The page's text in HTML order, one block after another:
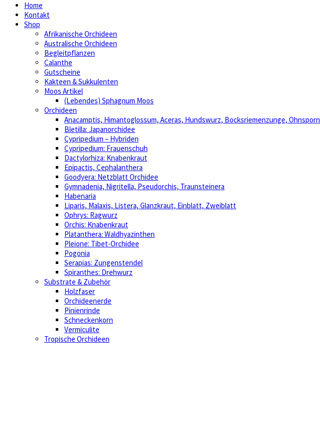
Home
Kontakt
Shop
Afrikanische Orchideen
Australische Orchideen
Begleitpflanzen
Calanthe
Gutscheine
Kakteen & Sukkulenten
Moos Artikel
(Lebendes) Sphagnum Moos
Orchideen
Anacamptis, Himantoglossum, Aceras, Hundswurz, Bocksriemenzunge, Ohnsporn
Bletilla: Japanorchidee
Cypripedium – Hybriden
Cypripedium: Frauenschuh
Dactylorhiza: Knabenkraut
Epipactis, Cephalanthera
Goodyera: Netzblatt Orchidee
Gymnadenia, Nigritella, Pseudorchis, Traunsteinera
Habenaria
Liparis, Malaxis, Listera, Glanzkraut, Einblatt, Zweiblatt
Ophrys: Ragwurz
Orchis: Knabenkraut
Platanthera: Waldhyazinthen
Pleione: Tibet-Orchidee
Pogonia
Serapias: Zungenstendel
Spiranthes: Drehwurz
Substrate & Zubehör
Holzfaser
Orchideenerde
Pinienrinde
Schneckenkorn
Vermiculite
Tropische Orchideen